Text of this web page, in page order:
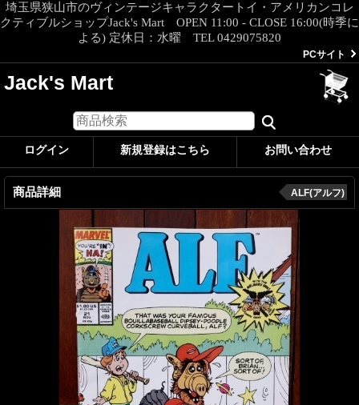
埼玉県狭山市のヴィンテージキャラクタートイ・アメリカンコレ
クティブルショップJack's Mart OPEN 11:00 - CLOSE 16:00(時季に
よる) 定休日：水曜 TEL 0429075820
PCサイト
Jack's Mart
ログイン 新規登録はこちら お問い合わせ
商品詳細 ALF(アルフ)